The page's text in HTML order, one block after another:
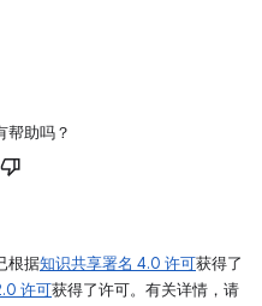
帮助吗？
根据知识共享署名 4.0 许可获得了
许可获得了许可。有关详情，请